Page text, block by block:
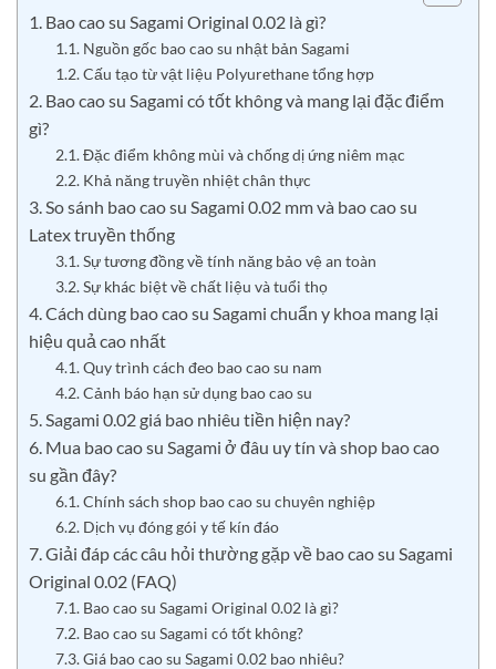
1. Bao cao su Sagami Original 0.02 là gì?
1.1. Nguồn gốc bao cao su nhật bản Sagami
1.2. Cấu tạo từ vật liệu Polyurethane tổng hợp
2. Bao cao su Sagami có tốt không và mang lại đặc điểm
gì?
2.1. Đặc điểm không mùi và chống dị ứng niêm mạc
2.2. Khả năng truyền nhiệt chân thực
3. So sánh bao cao su Sagami 0.02 mm và bao cao su
Latex truyền thống
3.1. Sự tương đồng về tính năng bảo vệ an toàn
3.2. Sự khác biệt về chất liệu và tuổi thọ
4. Cách dùng bao cao su Sagami chuẩn y khoa mang lại
hiệu quả cao nhất
4.1. Quy trình cách đeo bao cao su nam
4.2. Cảnh báo hạn sử dụng bao cao su
5. Sagami 0.02 giá bao nhiêu tiền hiện nay?
6. Mua bao cao su Sagami ở đâu uy tín và shop bao cao
su gần đây?
6.1. Chính sách shop bao cao su chuyên nghiệp
6.2. Dịch vụ đóng gói y tế kín đáo
7. Giải đáp các câu hỏi thường gặp về bao cao su Sagami
Original 0.02 (FAQ)
7.1. Bao cao su Sagami Original 0.02 là gì?
7.2. Bao cao su Sagami có tốt không?
7.3. Giá bao cao su Sagami 0.02 bao nhiêu?